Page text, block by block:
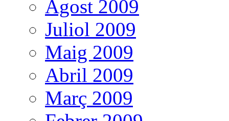
Agost 2009
Juliol 2009
Maig 2009
Abril 2009
Març 2009